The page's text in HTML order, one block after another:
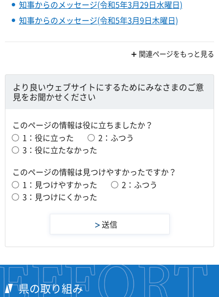
知事からのメッセージ(令和5年3月29日水曜日)
知事からのメッセージ(令和5年3月9日木曜日)
関連ページをもっと見る
より良いウェブサイトにするためにみなさまのご意
見をお聞かせください
このページの情報は役に立ちましたか？
1：役に立った
2：ふつう
3：役に立たなかった
このページの情報は見つけやすかったですか？
1：見つけやすかった
2：ふつう
3：見つけにくかった
県の取り組み